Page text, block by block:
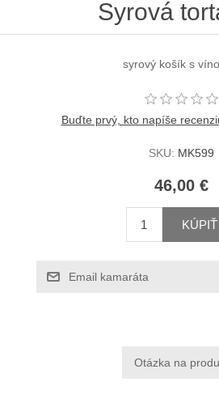
Syrová
syrový košík s
Buďte prvý, kto napíše
SKU: MK599
46,00 €
KÚPIŤ
Email kamaráta